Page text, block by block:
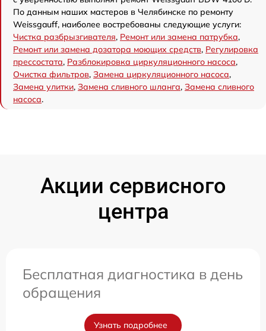
По данным наших мастеров в Челябинске по ремонту
Weissgauff, наиболее востребованы следующие услуги:
Чистка разбрызгивателя, Ремонт или замена патрубка,
Ремонт или замена дозатора моющих средств, Регулировка
прессостата, Разблокировка циркуляционного насоса,
Очистка фильтров, Замена циркуляционного насоса,
Замена улитки, Замена сливного шланга, Замена сливного
насоса.
Акции сервисного
центра
Бесплатная диагностика в день
обращения
Узнать подробнее